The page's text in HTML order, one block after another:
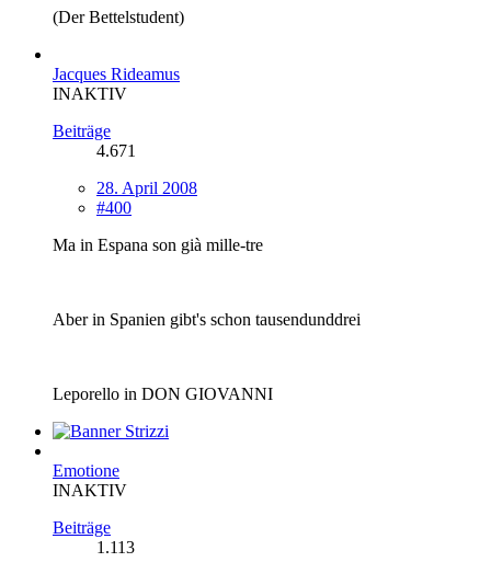
(Der Bettelstudent)
Jacques Rideamus
INAKTIV
Beiträge
4.671
28. April 2008
#400
Ma in Espana son già mille-tre
Aber in Spanien gibt's schon tausendunddrei
Leporello in DON GIOVANNI
Emotione
INAKTIV
Beiträge
1.113